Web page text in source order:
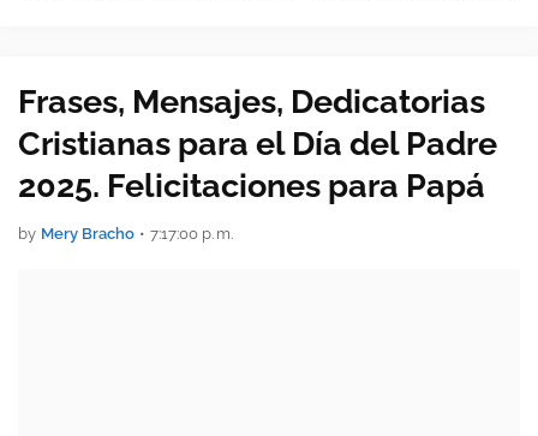
Frases, Mensajes, Dedicatorias
Cristianas para el Día del Padre
2025. Felicitaciones para Papá
by Mery Bracho • 7:17:00 p. m.